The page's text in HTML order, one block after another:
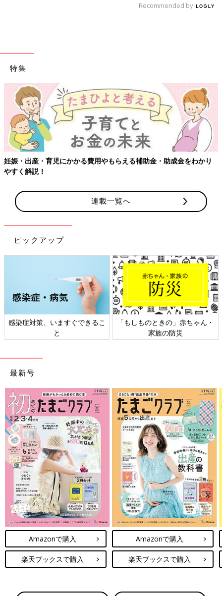
Recommended by
特集
かり 【ワクチン接種できるものも】妊婦の感染症対策、知って
連載一覧へ
ピックアップ
ちゃん・
日本外来小児科学会リーフレッ
六星占術 細木かおり
最新号
Amazonで購入
楽天ブックスで購入
Amazonで購入
楽天ブックスで購入